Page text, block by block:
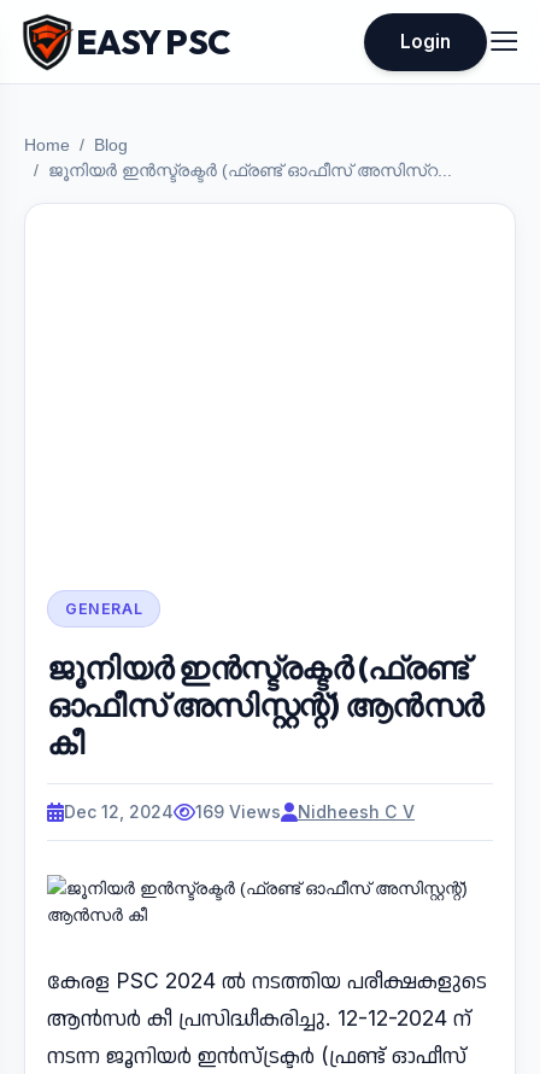
EASY PSC Login
Home
Blog
ജൂനിയർ ഇൻസ്ട്രക്ടർ (ഫ്രണ്ട് ഓഫീസ് അസിസ്റ...
GENERAL
ജൂനിയർ ഇൻസ്ട്രക്ടർ (ഫ്രണ്ട്
ഓഫീസ് അസിസ്റ്റന്റ്) ആൻസർ
കീ
Dec 12, 2024 169 Views Nidheesh C V
കേരള PSC 2024 ൽ നടത്തിയ പരീക്ഷകളുടെ
ആൻസർ കീ പ്രസിദ്ധീകരിച്ചു. 12-12-2024 ന്
നടന്ന ജൂനിയർ ഇൻസ്ട്രക്ടർ (ഫ്രണ്ട് ഓഫീസ്